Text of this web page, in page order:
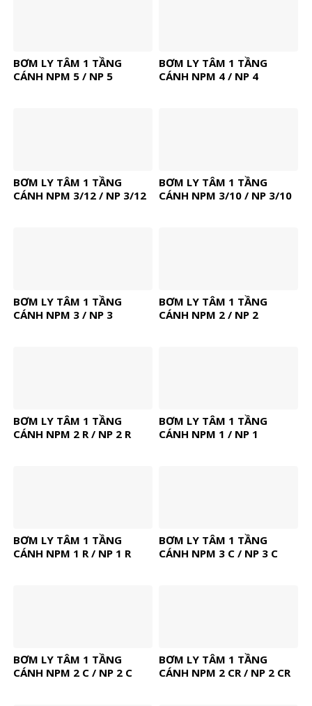
BƠM LY TÂM 1 TẦNG
CÁNH NPM 5 / NP 5
BƠM LY TÂM 1 TẦNG
CÁNH NPM 4 / NP 4
BƠM LY TÂM 1 TẦNG
CÁNH NPM 3/12 / NP 3/12
BƠM LY TÂM 1 TẦNG
CÁNH NPM 3/10 / NP 3/10
BƠM LY TÂM 1 TẦNG
CÁNH NPM 3 / NP 3
BƠM LY TÂM 1 TẦNG
CÁNH NPM 2 / NP 2
BƠM LY TÂM 1 TẦNG
CÁNH NPM 2 R / NP 2 R
BƠM LY TÂM 1 TẦNG
CÁNH NPM 1 / NP 1
BƠM LY TÂM 1 TẦNG
CÁNH NPM 1 R / NP 1 R
BƠM LY TÂM 1 TẦNG
CÁNH NPM 3 C / NP 3 C
BƠM LY TÂM 1 TẦNG
CÁNH NPM 2 C / NP 2 C
BƠM LY TÂM 1 TẦNG
CÁNH NPM 2 CR / NP 2 CR